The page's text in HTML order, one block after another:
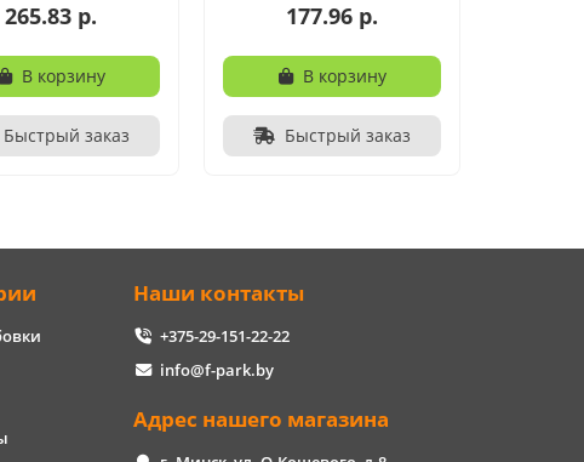
265.83 р.
В корзину
Быстрый заказ
177.96 р.
В корзину
Быстрый заказ
Наши контакты
+375-29-151-22-22
info@f-park.by
Адрес нашего магазина